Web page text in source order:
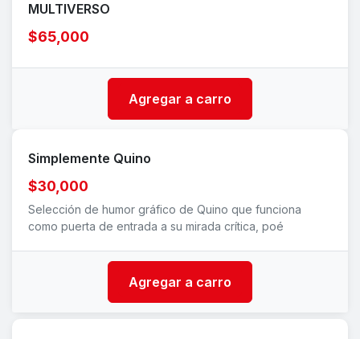
MULTIVERSO
$65,000
Agregar a carro
Simplemente Quino
$30,000
Selección de humor gráfico de Quino que funciona
como puerta de entrada a su mirada crítica, poé
Agregar a carro